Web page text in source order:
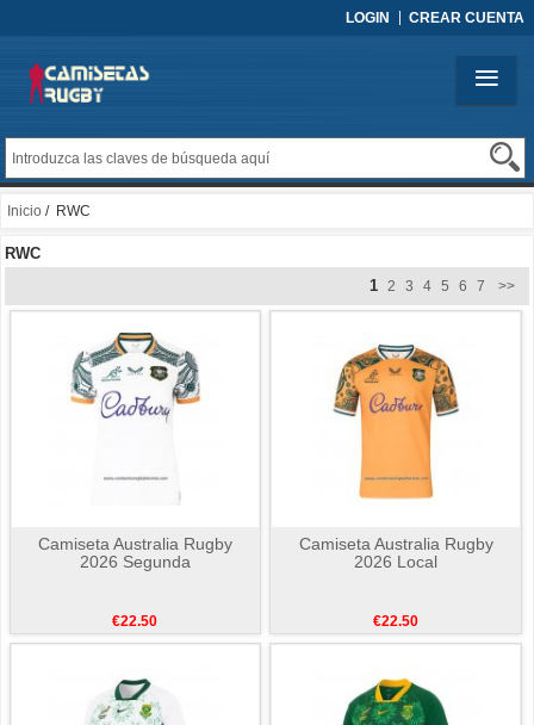
LOGIN CREAR CUENTA
Inicio / RWC
RWC
1 2 3 4 5 6 7 >>
Camiseta Australia Rugby
2026 Segunda
€22.50
Camiseta Australia Rugby
2026 Local
€22.50